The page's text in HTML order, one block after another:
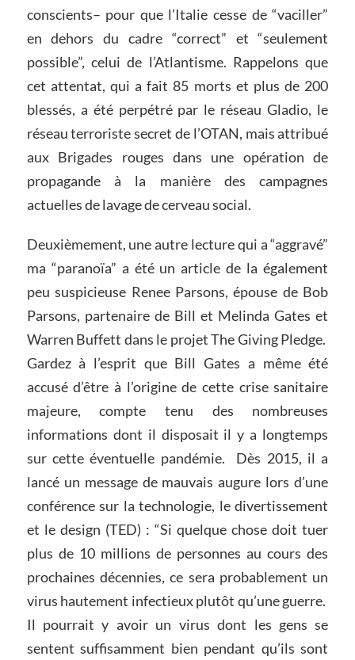
conscients– pour que l’Italie cesse de “vaciller”
en dehors du cadre “correct” et “seulement
possible”, celui de l’Atlantisme. Rappelons que
cet attentat, qui a fait 85 morts et plus de 200
blessés, a été perpétré par le réseau Gladio, le
réseau terroriste secret de l’OTAN, mais attribué
aux Brigades rouges dans une opération de
propagande à la manière des campagnes
actuelles de lavage de cerveau social.
Deuxièmement, une autre lecture qui a “aggravé”
ma “paranoïa” a été un article de la également
peu suspicieuse Renee Parsons, épouse de Bob
Parsons, partenaire de Bill et Melinda Gates et
Warren Buffett dans le projet The Giving Pledge.
Gardez à l’esprit que Bill Gates a même été
accusé d’être à l’origine de cette crise sanitaire
majeure, compte tenu des nombreuses
informations dont il disposait il y a longtemps
sur cette éventuelle pandémie. Dès 2015, il a
lancé un message de mauvais augure lors d’une
conférence sur la technologie, le divertissement
et le design (TED) : “Si quelque chose doit tuer
plus de 10 millions de personnes au cours des
prochaines décennies, ce sera probablement un
virus hautement infectieux plutôt qu’une guerre.
Il pourrait y avoir un virus dont les gens se
sentent suffisamment bien pendant qu’ils sont